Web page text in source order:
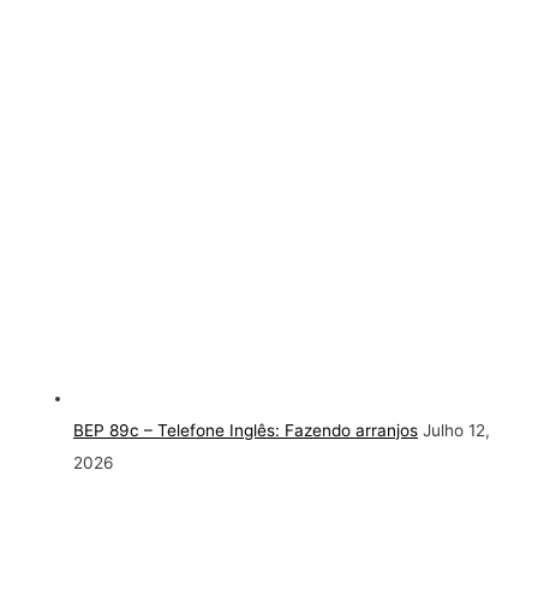
BEP 89c – Telefone Inglês: Fazendo arranjos Julho 12,
2026